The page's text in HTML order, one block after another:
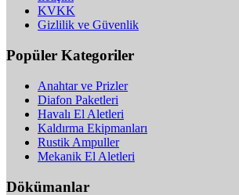
KVKK
Gizlilik ve Güvenlik
Popüler Kategoriler
Anahtar ve Prizler
Diafon Paketleri
Havalı El Aletleri
Kaldırma Ekipmanları
Rustik Ampuller
Mekanik El Aletleri
Dökümanlar